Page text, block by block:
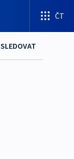
ČT
SLEDOVAT